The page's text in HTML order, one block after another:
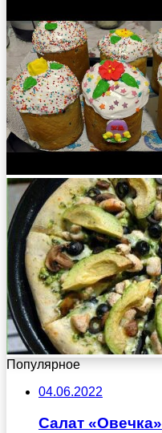
Популярное
04.06.2022
Салат «Овечка»